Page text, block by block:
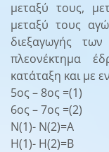
μεταξύ τους,
μεταξύ τους
διεξαγωγής
πλεονέκτημα
κατάταξη και με
5ος – 8ος =(1)
6ος – 7ος =(2)
Ν(1)- Ν(2)=Α
Η(1)- Η(2)=Β